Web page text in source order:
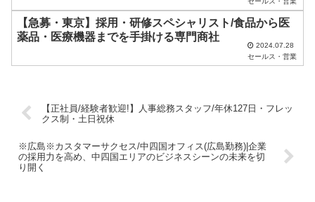
【急募・東京】採用・研修スペシャリスト/食品から医
薬品・医療機器までを手掛ける専門商社
2024.07.28
セールス・営業
【正社員/経験者歓迎!】人事総務スタッフ/年休127日・フレッ
クス制・土日祝休
※広島※カスタマーサクセス/中四国オフィス(広島勤務)|企業
の採用力を高め、中四国エリアのビジネスシーンの未来を切
り開く